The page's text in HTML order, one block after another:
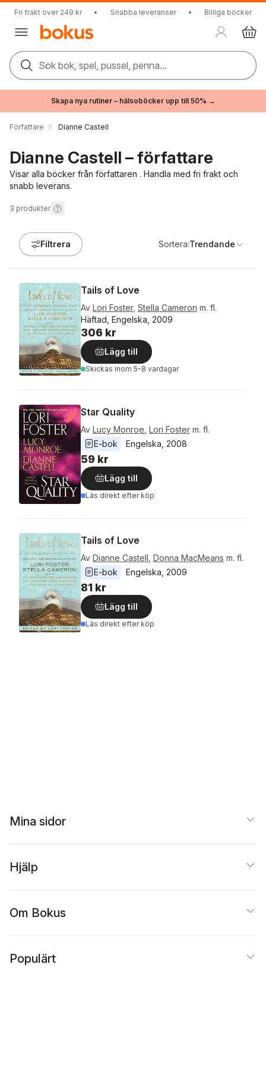
Fri frakt över 249 kr • Snabba leveranser • Billiga böcker
Sök bok, spel, pussel, penna...
Skapa nya rutiner – hälsoböcker upp till 50% →
Författare Dianne Castell
Dianne Castell – författare
Visar alla böcker från författaren . Handla med fri frakt och
snabb leverans.
3 produkter
Filtrera Sortera:Trendande
Tails of Love
Av Lori Foster, Stella Cameron m. fl.
Häftad, Engelska, 2009
306 kr
Lägg till
Skickas inom 5-8 vardagar
Star Quality
Av Lucy Monroe Lori Foster m. fl.
E-bok
Engelska 2008
59 kr
Lägg till
Läs direkt efter köp
Tails of Love
Av Dianne Castell Donna MacMeans m. fl.
E-bok
Engelska 2009
81 kr
Lägg till
Läs direkt efter köp
Mina sidor
Hjälp
Om Bokus
Populärt